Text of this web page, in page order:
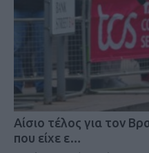
Αίσιο τέλος για τον
που είχε ε…